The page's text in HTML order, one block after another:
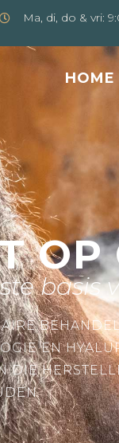
Ma, di, do & vri:
HOME
basis
EN